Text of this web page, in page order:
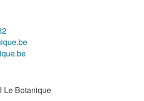
Le Botanique